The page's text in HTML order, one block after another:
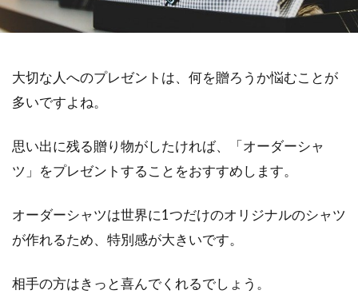
大切な人へのプレゼントは、何を贈ろうか悩むことが
多いですよね。
思い出に残る贈り物がしたければ、「オーダーシャ
ツ」をプレゼントすることをおすすめします。
オーダーシャツは世界に1つだけのオリジナルのシャツ
が作れるため、特別感が大きいです。
相手の方はきっと喜んでくれるでしょう。